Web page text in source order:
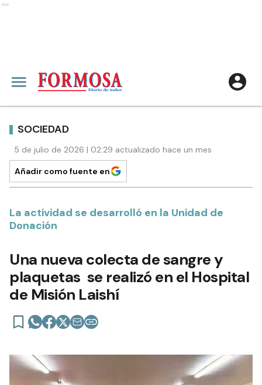
Ads
SOCIEDAD
5 de julio de 2026 | 02:29 actualizado hace un mes
Añadir como fuente en
La actividad se desarrolló en la Unidad de
Donación
Una nueva colecta de sangre y
plaquetas se realizó en el Hospital
de Misión Laishí